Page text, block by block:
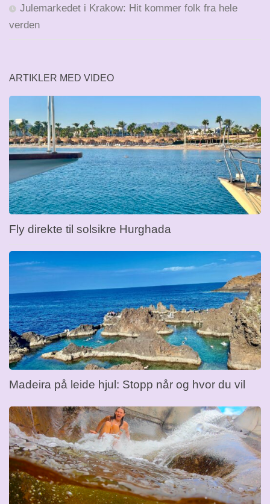
Julemarkedet i Krakow: Hit kommer folk fra hele
verden
ARTIKLER MED VIDEO
Fly direkte til solsikre Hurghada
Madeira på leide hjul: Stopp når og hvor du vil